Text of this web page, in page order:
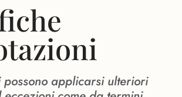
applicarsi ulteriori